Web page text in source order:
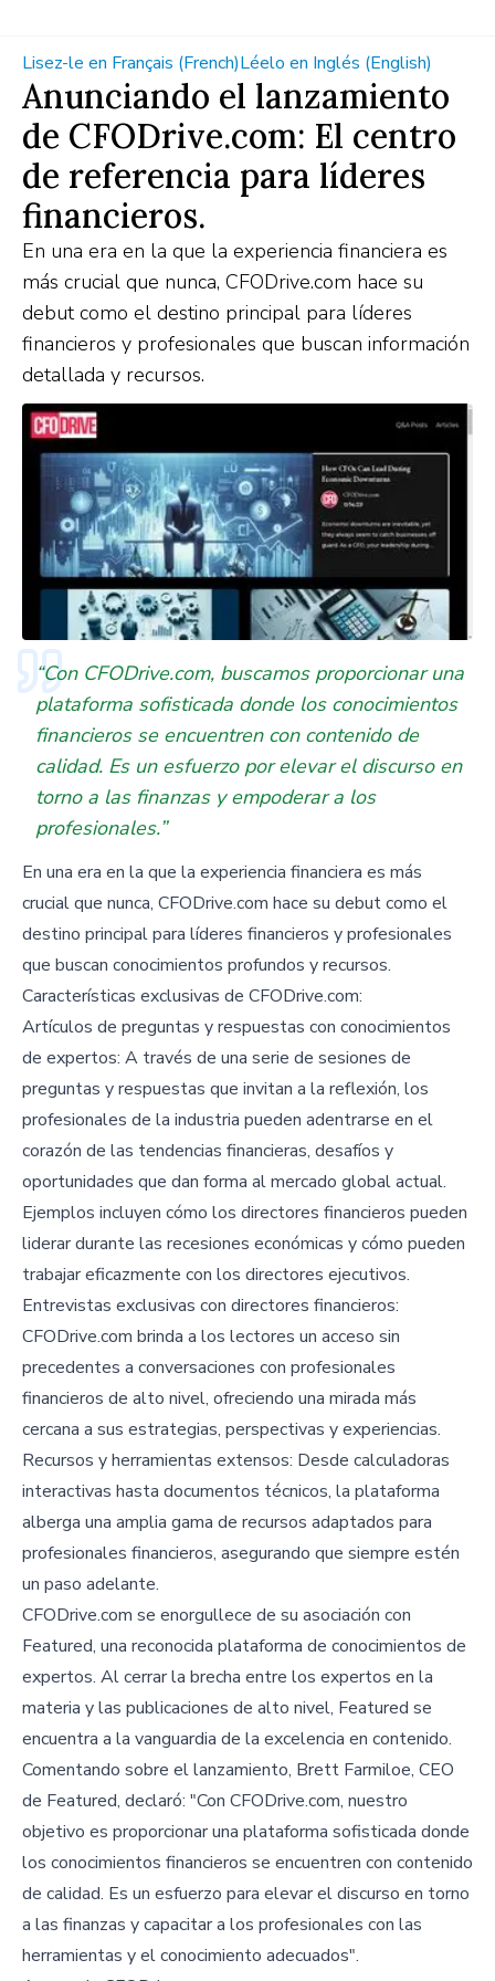
Lisez-le en Français (French)Léelo en Inglés (English)
Anunciando el lanzamiento
de CFODrive.com: El centro
de referencia para líderes
financieros.
En una era en la que la experiencia financiera es
más crucial que nunca, CFODrive.com hace su
debut como el destino principal para líderes
financieros y profesionales que buscan información
detallada y recursos.
“Con CFODrive.com, buscamos proporcionar una
plataforma sofisticada donde los conocimientos
financieros se encuentren con contenido de
calidad. Es un esfuerzo por elevar el discurso en
torno a las finanzas y empoderar a los
profesionales.”
En una era en la que la experiencia financiera es más
crucial que nunca, CFODrive.com hace su debut como el
destino principal para líderes financieros y profesionales
que buscan conocimientos profundos y recursos.
Características exclusivas de CFODrive.com:
Artículos de preguntas y respuestas con conocimientos
de expertos: A través de una serie de sesiones de
preguntas y respuestas que invitan a la reflexión, los
profesionales de la industria pueden adentrarse en el
corazón de las tendencias financieras, desafíos y
oportunidades que dan forma al mercado global actual.
Ejemplos incluyen cómo los directores financieros pueden
liderar durante las recesiones económicas y cómo pueden
trabajar eficazmente con los directores ejecutivos.
Entrevistas exclusivas con directores financieros:
CFODrive.com brinda a los lectores un acceso sin
precedentes a conversaciones con profesionales
financieros de alto nivel, ofreciendo una mirada más
cercana a sus estrategias, perspectivas y experiencias.
Recursos y herramientas extensos: Desde calculadoras
interactivas hasta documentos técnicos, la plataforma
alberga una amplia gama de recursos adaptados para
profesionales financieros, asegurando que siempre estén
un paso adelante.
CFODrive.com se enorgullece de su asociación con
Featured, una reconocida plataforma de conocimientos de
expertos. Al cerrar la brecha entre los expertos en la
materia y las publicaciones de alto nivel, Featured se
encuentra a la vanguardia de la excelencia en contenido.
Comentando sobre el lanzamiento, Brett Farmiloe, CEO
de Featured, declaró: "Con CFODrive.com, nuestro
objetivo es proporcionar una plataforma sofisticada donde
los conocimientos financieros se encuentren con contenido
de calidad. Es un esfuerzo para elevar el discurso en torno
a las finanzas y capacitar a los profesionales con las
herramientas y el conocimiento adecuados".